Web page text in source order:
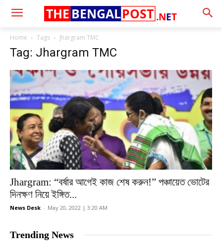
.NET
THE BENGALPOST
Home Tags Jhargram TMC
Tag: Jhargram TMC
Jhargram: “বর্ষার আগেই কাজ শেষ করুন!” পঞ্চায়েত ভোটের
দিনক্ষণ নিয়ে ইঙ্গিত...
News Desk - May 20, 2022 | 3:20 AM
Trending News